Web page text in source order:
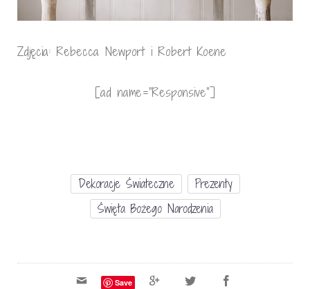
Zdjęcia: Rebecca Newport i Robert Koene
[ad name=”Responsive”]
Dekoracje Świateczne
Prezenty
Święta Bożego Narodzenia
Save